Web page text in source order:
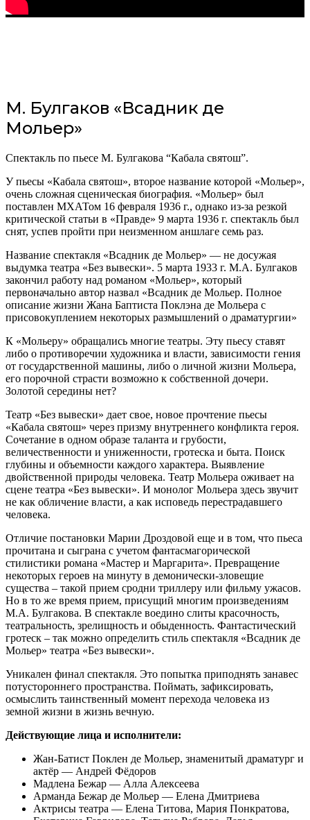
М. Булгаков «Всадник де
Мольер»
Спектакль по пьесе М. Булгакова “Кабала святош”.
У пьесы «Кабала святош», второе название которой «Мольер»,
очень сложная сценическая биография. «Мольер» был
поставлен МХАТом 16 февраля 1936 г., однако из-за резкой
критической статьи в «Правде» 9 марта 1936 г. спектакль был
снят, успев пройти при неизменном аншлаге семь раз.
Название спектакля «Всадник де Мольер» — не досужая
выдумка театра «Без вывески». 5 марта 1933 г. М.А. Булгаков
закончил работу над романом «Мольер», который
первоначально автор назвал «Всадник де Мольер. Полное
описание жизни Жана Баптиста Поклэна де Мольера с
присовокуплением некоторых размышлений о драматургии»
К «Мольеру» обращались многие театры. Эту пьесу ставят
либо о противоречии художника и власти, зависимости гения
от государственной машины, либо о личной жизни Мольера,
его порочной страсти возможно к собственной дочери.
Золотой середины нет?
Театр «Без вывески» дает свое, новое прочтение пьесы
«Кабала святош» через призму внутреннего конфликта героя.
Сочетание в одном образе таланта и грубости,
величественности и униженности, гротеска и быта. Поиск
глубины и объемности каждого характера. Выявление
двойственной природы человека. Театр Мольера оживает на
сцене театра «Без вывески». И монолог Мольера здесь звучит
не как обличение власти, а как исповедь перестрадавшего
человека.
Отличие постановки Марии Дроздовой еще и в том, что пьеса
прочитана и сыграна с учетом фантасмагорической
стилистики романа «Мастер и Маргарита». Превращение
некоторых героев на минуту в демонически-зловещие
существа – такой прием сродни триллеру или фильму ужасов.
Но в то же время прием, присущий многим произведениям
М.А. Булгакова. В спектакле воедино слиты красочность,
театральность, зрелищность и обыденность. Фантастический
гротеск – так можно определить стиль спектакля «Всадник де
Мольер» театра «Без вывески».
Уникален финал спектакля. Это попытка приподнять занавес
потустороннего пространства. Поймать, зафиксировать,
осмыслить таинственный момент перехода человека из
земной жизни в жизнь вечную.
Действующие лица и исполнители:
Жан-Батист Поклен де Мольер, знаменитый драматург и
актёр — Андрей Фёдоров
Мадлена Бежар — Алла Алексеева
Арманда Бежар де Мольер — Елена Дмитриева
Актрисы театра — Елена Титова, Мария Понкратова,